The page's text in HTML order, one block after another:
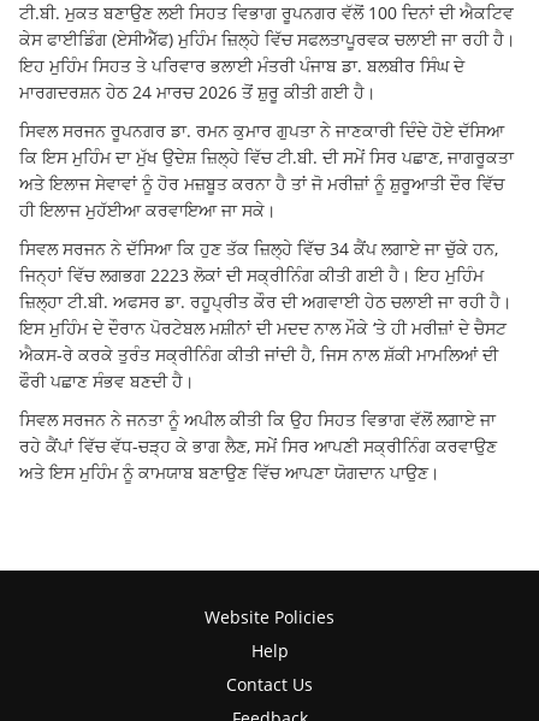
ਟੀ.ਬੀ. ਮੁਕਤ ਬਣਾਉਣ ਲਈ ਸਿਹਤ ਵਿਭਾਗ ਰੂਪਨਗਰ ਵੱਲੋਂ 100 ਦਿਨਾਂ ਦੀ ਐਕਟਿਵ
ਕੇਸ ਫਾਈਡਿੰਗ (ਏਸੀਐੱਫ) ਮੁਹਿੰਮ ਜ਼ਿਲ੍ਹੇ ਵਿੱਚ ਸਫਲਤਾਪੂਰਵਕ ਚਲਾਈ ਜਾ ਰਹੀ ਹੈ।
ਇਹ ਮੁਹਿੰਮ ਸਿਹਤ ਤੇ ਪਰਿਵਾਰ ਭਲਾਈ ਮੰਤਰੀ ਪੰਜਾਬ ਡਾ. ਬਲਬੀਰ ਸਿੰਘ ਦੇ
ਮਾਰਗਦਰਸ਼ਨ ਹੇਠ 24 ਮਾਰਚ 2026 ਤੋਂ ਸ਼ੁਰੂ ਕੀਤੀ ਗਈ ਹੈ।
ਸਿਵਲ ਸਰਜਨ ਰੂਪਨਗਰ ਡਾ. ਰਮਨ ਕੁਮਾਰ ਗੁਪਤਾ ਨੇ ਜਾਣਕਾਰੀ ਦਿੰਦੇ ਹੋਏ ਦੱਸਿਆ
ਕਿ ਇਸ ਮੁਹਿੰਮ ਦਾ ਮੁੱਖ ਉਦੇਸ਼ ਜ਼ਿਲ੍ਹੇ ਵਿੱਚ ਟੀ.ਬੀ. ਦੀ ਸਮੇਂ ਸਿਰ ਪਛਾਣ, ਜਾਗਰੂਕਤਾ
ਅਤੇ ਇਲਾਜ ਸੇਵਾਵਾਂ ਨੂੰ ਹੋਰ ਮਜ਼ਬੂਤ ਕਰਨਾ ਹੈ ਤਾਂ ਜੋ ਮਰੀਜ਼ਾਂ ਨੂੰ ਸ਼ੁਰੂਆਤੀ ਦੌਰ ਵਿੱਚ
ਹੀ ਇਲਾਜ ਮੁਹੱਈਆ ਕਰਵਾਇਆ ਜਾ ਸਕੇ।
ਸਿਵਲ ਸਰਜਨ ਨੇ ਦੱਸਿਆ ਕਿ ਹੁਣ ਤੱਕ ਜ਼ਿਲ੍ਹੇ ਵਿੱਚ 34 ਕੈਂਪ ਲਗਾਏ ਜਾ ਚੁੱਕੇ ਹਨ,
ਜਿਨ੍ਹਾਂ ਵਿੱਚ ਲਗਭਗ 2223 ਲੋਕਾਂ ਦੀ ਸਕ੍ਰੀਨਿੰਗ ਕੀਤੀ ਗਈ ਹੈ। ਇਹ ਮੁਹਿੰਮ
ਜ਼ਿਲ੍ਹਾ ਟੀ.ਬੀ. ਅਫਸਰ ਡਾ. ਰਹੂਪ੍ਰੀਤ ਕੌਰ ਦੀ ਅਗਵਾਈ ਹੇਠ ਚਲਾਈ ਜਾ ਰਹੀ ਹੈ।
ਇਸ ਮੁਹਿੰਮ ਦੇ ਦੌਰਾਨ ਪੋਰਟੇਬਲ ਮਸ਼ੀਨਾਂ ਦੀ ਮਦਦ ਨਾਲ ਮੌਕੇ ‘ਤੇ ਹੀ ਮਰੀਜ਼ਾਂ ਦੇ ਚੈਸਟ
ਐਕਸ-ਰੇ ਕਰਕੇ ਤੁਰੰਤ ਸਕ੍ਰੀਨਿੰਗ ਕੀਤੀ ਜਾਂਦੀ ਹੈ, ਜਿਸ ਨਾਲ ਸ਼ੱਕੀ ਮਾਮਲਿਆਂ ਦੀ
ਫੌਰੀ ਪਛਾਣ ਸੰਭਵ ਬਣਦੀ ਹੈ।
ਸਿਵਲ ਸਰਜਨ ਨੇ ਜਨਤਾ ਨੂੰ ਅਪੀਲ ਕੀਤੀ ਕਿ ਉਹ ਸਿਹਤ ਵਿਭਾਗ ਵੱਲੋਂ ਲਗਾਏ ਜਾ
ਰਹੇ ਕੈਂਪਾਂ ਵਿੱਚ ਵੱਧ-ਚੜ੍ਹ ਕੇ ਭਾਗ ਲੈਣ, ਸਮੇਂ ਸਿਰ ਆਪਣੀ ਸਕ੍ਰੀਨਿੰਗ ਕਰਵਾਉਣ
ਅਤੇ ਇਸ ਮੁਹਿੰਮ ਨੂੰ ਕਾਮਯਾਬ ਬਣਾਉਣ ਵਿੱਚ ਆਪਣਾ ਯੋਗਦਾਨ ਪਾਉਣ।
Website Policies
Help
Contact Us